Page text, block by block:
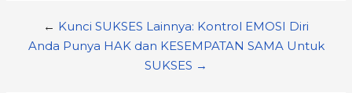
← Kunci SUKSES Lainnya: Kontrol EMOSI Diri
Anda Punya HAK dan KESEMPATAN SAMA Untuk
SUKSES →